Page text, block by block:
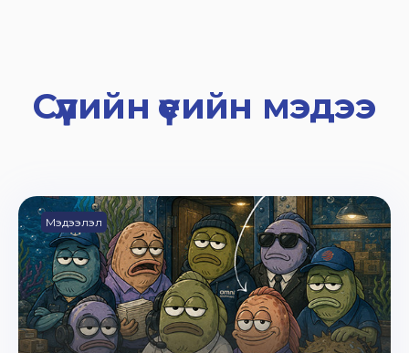
Сүүлийн үеийн мэдээ
Мэдээлэл